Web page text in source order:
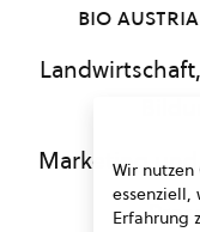
bio austria
Marketing
Wir
essenziell,
Erfahrung